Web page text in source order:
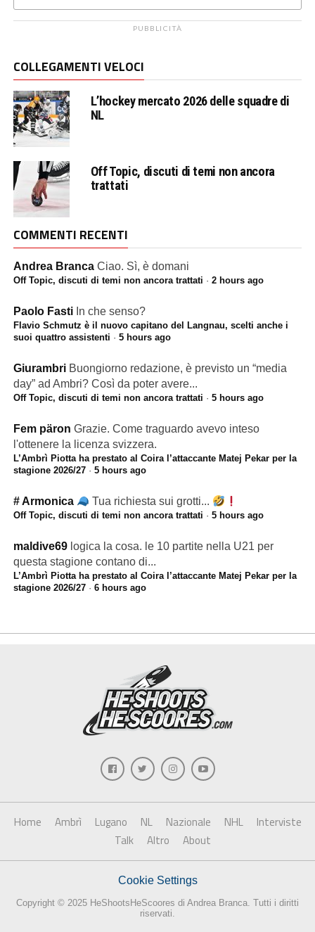
PUBBLICITÀ
COLLEGAMENTI VELOCI
L’hockey mercato 2026 delle squadre di
NL
Off Topic, discuti di temi non ancora
trattati
COMMENTI RECENTI
Andrea Branca Ciao. Sì, è domani
Off Topic, discuti di temi non ancora trattati · 2 hours ago
Paolo Fasti In che senso?
Flavio Schmutz è il nuovo capitano del Langnau, scelti anche i
suoi quattro assistenti · 5 hours ago
Giurambri Buongiorno redazione, è previsto un “media
day” ad Ambri? Così da poter avere...
Off Topic, discuti di temi non ancora trattati · 5 hours ago
Fem päron Grazie. Come traguardo avevo inteso
l'ottenere la licenza svizzera.
L’Ambrì Piotta ha prestato al Coira l’attaccante Matej Pekar per la
stagione 2026/27· 5 hours ago
# Armonica Tua richiesta sui grotti...
Off Topic, discuti di temi non ancora trattati · 5 hours ago
maldive69 logica la cosa. le 10 partite nella U21 per
questa stagione contano di...
L’Ambrì Piotta ha prestato al Coira l’attaccante Matej Pekar per la
stagione 2026/27· 6 hours ago
Home Ambrì Lugano NL Nazionale NHL
Interviste
Talk
Altro About
Cookie Settings
Copyright © 2025 HeShootsHeScoores di Andrea Branca. Tutti i diritti
riservati.